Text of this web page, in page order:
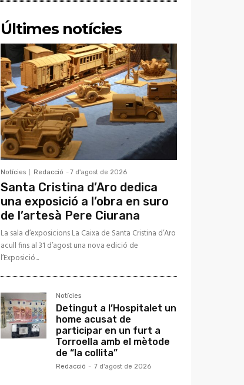
Últimes notícies
Notícies Redacció - 7 d'agost de 2026
Santa Cristina d’Aro dedica
una exposició a l’obra en suro
de l’artesà Pere Ciurana
La sala d’exposicions La Caixa de Santa Cristina d’Aro
acull fins al 31 d’agost una nova edició de
l’Exposició...
Notícies
Detingut a l’Hospitalet un
home acusat de
participar en un furt a
Torroella amb el mètode
de “la collita”
Redacció - 7 d'agost de 2026